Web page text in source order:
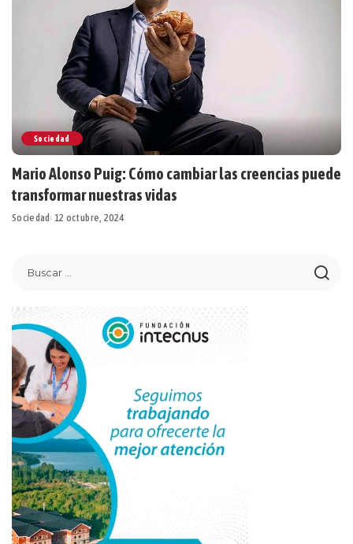
Sociedad
Mario Alonso Puig: Cómo cambiar las creencias puede
transformar nuestras vidas
Sociedad 12 octubre, 2024